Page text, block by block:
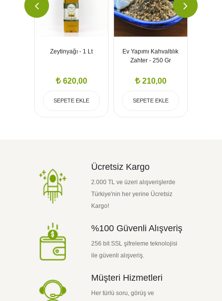
SEPETE EKLE
Zeytinyağı - 1 Lt
620,00
SEPETE EKLE
Ev Yapımı Kahvaltılık
Zahter - 250 Gr
210,00
Ücretsiz Kargo
2.000 TL ve üzeri alışverişlerde
Türkiye'nin her yerine Ücretsiz
Kargo!
%100 Güvenli Alışveriş
256 bit SSL şifreleme teknolojisi
ile güvenli alışveriş.
Müşteri Hizmetleri
Her türlü soru, görüş ve